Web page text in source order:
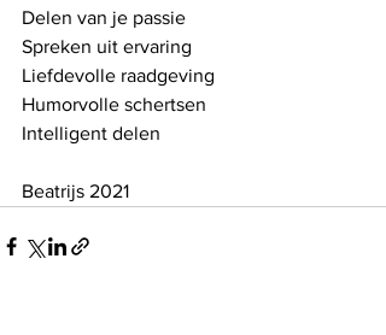
Delen van je passie
Spreken uit ervaring
Liefdevolle raadgeving
Humorvolle schertsen
Intelligent delen
Beatrijs 2021